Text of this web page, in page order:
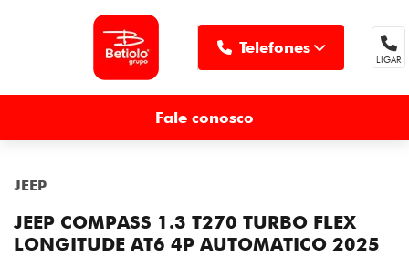
Telefones
LIGAR
Fale conosco
JEEP
JEEP COMPASS 1.3 T270 TURBO FLEX
LONGITUDE AT6 4P AUTOMATICO 2025